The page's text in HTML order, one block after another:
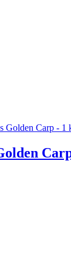
Golden Carp - 1